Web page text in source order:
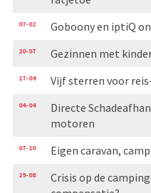
07-02 Goboony en iptiQ
20-07 Gezinnen met
17-04 Vijf sterren voor
04-04
Directe
motoren
07-10 Eigen caravan,
29-08
Crisis op de